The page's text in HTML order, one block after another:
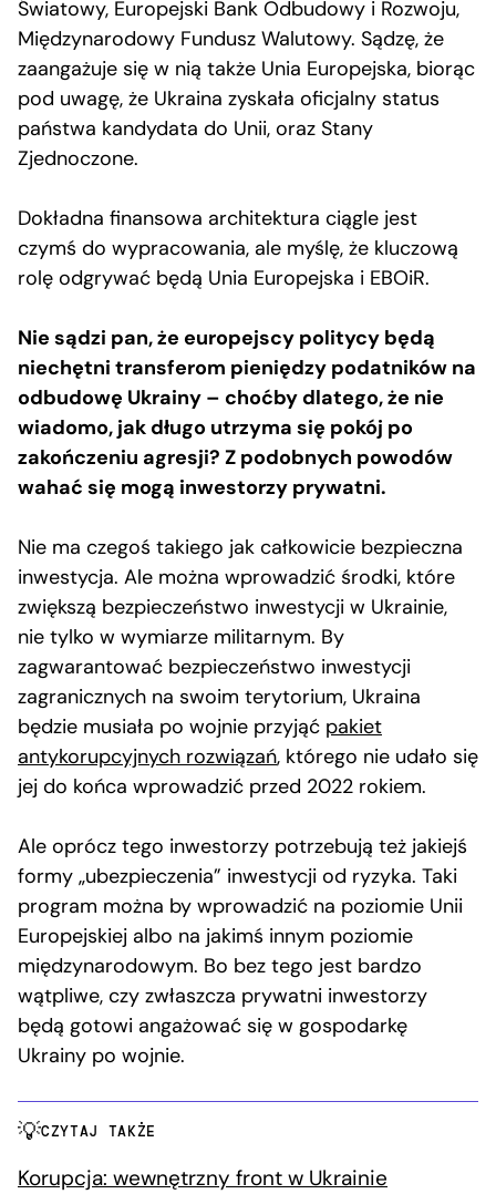
Światowy, Europejski Bank Odbudowy i Rozwoju,
Międzynarodowy Fundusz Walutowy. Sądzę, że
zaangażuje się w nią także Unia Europejska, biorąc
pod uwagę, że Ukraina zyskała oficjalny status
państwa kandydata do Unii, oraz Stany
Zjednoczone.
Dokładna finansowa architektura ciągle jest
czymś do wypracowania, ale myślę, że kluczową
rolę odgrywać będą Unia Europejska i EBOiR.
Nie sądzi pan, że europejscy politycy będą
niechętni transferom pieniędzy podatników na
odbudowę Ukrainy – choćby dlatego, że nie
wiadomo, jak długo utrzyma się pokój po
zakończeniu agresji? Z podobnych powodów
wahać się mogą inwestorzy prywatni.
Nie ma czegoś takiego jak całkowicie bezpieczna
inwestycja. Ale można wprowadzić środki, które
zwiększą bezpieczeństwo inwestycji w Ukrainie,
nie tylko w wymiarze militarnym. By
zagwarantować bezpieczeństwo inwestycji
zagranicznych na swoim terytorium, Ukraina
będzie musiała po wojnie przyjąć pakiet
antykorupcyjnych rozwiązań, którego nie udało się
jej do końca wprowadzić przed 2022 rokiem.
Ale oprócz tego inwestorzy potrzebują też jakiejś
formy „ubezpieczenia” inwestycji od ryzyka. Taki
program można by wprowadzić na poziomie Unii
Europejskiej albo na jakimś innym poziomie
międzynarodowym. Bo bez tego jest bardzo
wątpliwe, czy zwłaszcza prywatni inwestorzy
będą gotowi angażować się w gospodarkę
Ukrainy po wojnie.
CZYTAJ TAKŻE
Korupcja: wewnętrzny front w Ukrainie